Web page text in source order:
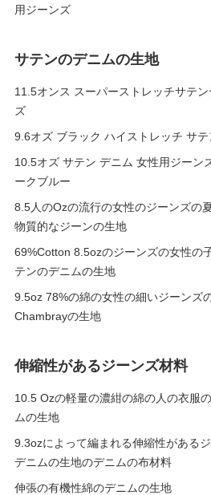
用ジーンズ
サテンのデニムの生地
11.5オンス スーパーストレッチサテ
ズ
9.6オズ ブラック ハイストレッチ サ
10.5オズ サテン デニム 女性用ジーン
ークブルー
8.5人のOzの流行の女性のジーンズの
物質的なジーンの生地
69%Cotton 8.5ozのジーンズの女性の
テンのデニムの生地
9.5oz 78%の綿の女性の細いジーンズ
Chambrayの生地
伸縮性があるジーンズ材料
10.5 Ozの軽量の濃紺の綿の人の衣服
ムの生地
9.3ozによって編まれる伸縮性がある
デニムの生地のデニムの布材料
伸張の有機性綿のデニムの生地